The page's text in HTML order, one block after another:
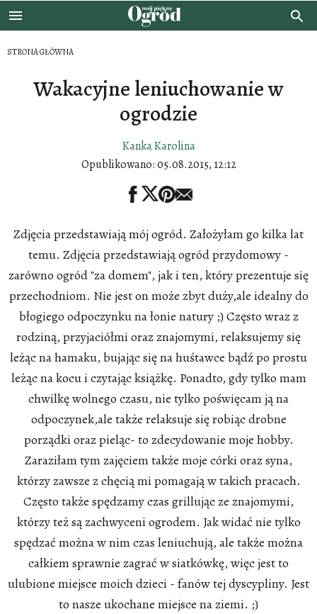
STRONA GŁÓWNA
Wakacyjne leniuchowanie w
ogrodzie
Kanka Karolina
Opublikowano:05.08.2015, 12:12
Zdjęcia przedstawiają mój ogród. Założyłam go kilka lat
temu. Zdjęcia przedstawiają ogród przydomowy -
zarówno ogród "za domem", jak i ten, który prezentuje się
przechodniom. Nie jest on może zbyt duży,ale idealny do
błogiego odpoczynku na łonie natury ;) Często wraz z
rodziną, przyjaciółmi oraz znajomymi, relaksujemy się
leżąc na hamaku, bujając się na huśtawce bądź po prostu
leżąc na kocu i czytając książkę. Ponadto, gdy tylko mam
chwilkę wolnego czasu, nie tylko poświęcam ją na
odpoczynek,ale także relaksuje się robiąc drobne
porządki oraz pieląc- to zdecydowanie moje hobby.
Zaraziłam tym zajęciem także moje córki oraz syna,
którzy zawsze z chęcią mi pomagają w takich pracach.
Często także spędzamy czas grillując ze znajomymi,
którzy też są zachwyceni ogrodem. Jak widać nie tylko
spędzać można w nim czas leniuchują, ale także można
całkiem sprawnie zagrać w siatkówkę, więc jest to
ulubione miejsce moich dzieci - fanów tej dyscypliny. Jest
to nasze ukochane miejsce na ziemi. ;)